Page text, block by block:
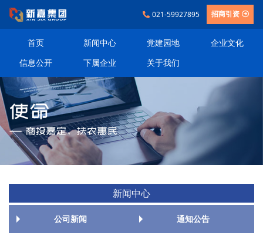
021-59927895 招商引资
首页 新闻中心 党建园地
企业文化
信息公开
下属企业 关于我们
新闻中心
公司新闻 通知公告